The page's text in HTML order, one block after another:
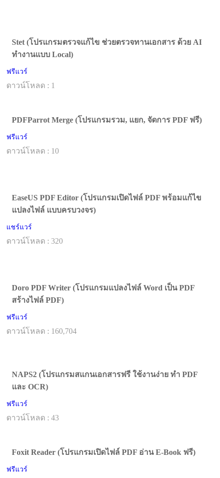
Stet (โปรแกรมตรวจแก้ไข ช่วยตรวจทานเอกสาร ด้วย AI
ทำงานแบบ Local)
ฟรีแวร์
ดาวน์โหลด : 1
PDFParrot Merge (โปรแกรมรวม, แยก, จัดการ PDF ฟรี)
ฟรีแวร์
ดาวน์โหลด : 10
EaseUS PDF Editor (โปรแกรมเปิดไฟล์ PDF พร้อมแก้ไข
แปลงไฟล์ แบบครบวงจร)
แชร์แวร์
ดาวน์โหลด : 320
Doro PDF Writer (โปรแกรมแปลงไฟล์ Word เป็น PDF
สร้างไฟล์ PDF)
ฟรีแวร์
ดาวน์โหลด : 160,704
NAPS2 (โปรแกรมสแกนเอกสารฟรี ใช้งานง่าย ทำ PDF
และ OCR)
ฟรีแวร์
ดาวน์โหลด : 43
Foxit Reader (โปรแกรมเปิดไฟล์ PDF อ่าน E-Book ฟรี)
ฟรีแวร์